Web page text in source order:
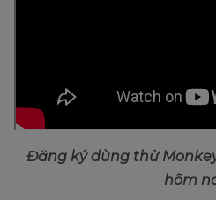
Đăng ký dùng thử
hôm